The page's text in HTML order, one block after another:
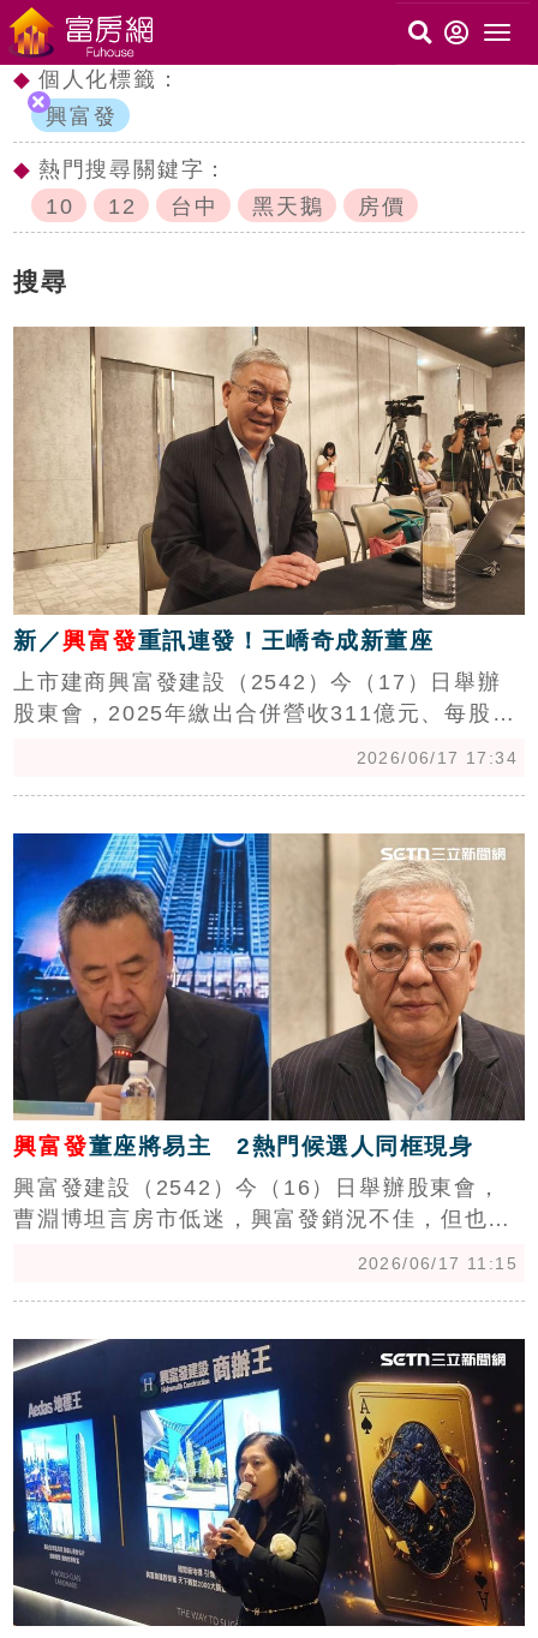
◆ 個人化標籤：
興富發
◆ 熱門搜尋關鍵字：
10
12 台中 黑天鵝 房價
搜尋
新／興富發重訊連發！王嶠奇成新董座
上市建商興富發建設（2542）今（17）日舉辦
股東會，2025年繳出合併營收311億元、每股稅
2026/06/17 17:34
興富發董座將易主 2熱門候選人同框現身
興富發建設（2542）今（16）日舉辦股東會，
曹淵博坦言房市低迷，興富發銷況不佳，但也相
其董事席次由前媒體人王嶠奇取代，他也現身在
股東會現場，至於董座之位，外傳將在王嶠奇與
現任總經理范華軍2人之間選出。（陳韋帆）
2026/06/17 11:15